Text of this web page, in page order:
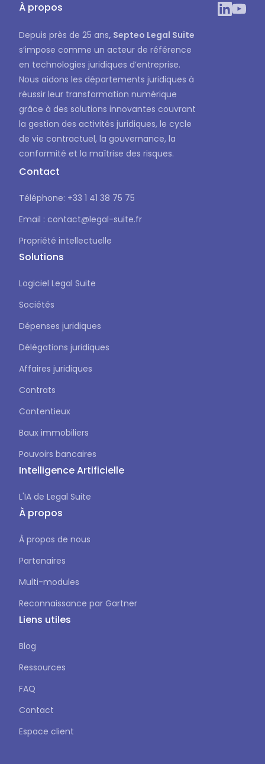
À propos
Depuis près de 25 ans, Septeo Legal Suite
s’impose comme un acteur de référence
en technologies juridiques d’entreprise.
Nous aidons les départements juridiques à
réussir leur transformation numérique
grâce à des solutions innovantes couvrant
la gestion des activités juridiques, le cycle
de vie contractuel, la gouvernance, la
conformité et la maîtrise des risques.
Contact
Téléphone: +33 1 41 38 75 75
Email : contact@legal-suite.fr
Propriété intellectuelle
Solutions
Logiciel Legal Suite
Sociétés
Dépenses juridiques
Délégations juridiques
Affaires juridiques
Contrats
Contentieux
Baux immobiliers
Pouvoirs bancaires
Intelligence Artificielle
L'IA de Legal Suite
À propos
À propos de nous
Partenaires
Multi-modules
Reconnaissance par Gartner
Liens utiles
Blog
Ressources
FAQ
Contact
Espace client